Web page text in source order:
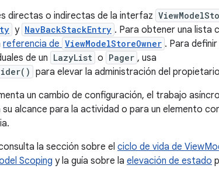
directas o indirectas de la interfaz
y NavBackStackEntry . Para obtener una lista
referencia de ViewModelStoreOwner . Para
de un LazyList o Pager , usa
para elevar la administración del
un cambio de configuración, el trabajo
alcance para la actividad o para un elemento
la sección sobre el ciclo de vida de
Scoping y la guía sobre la elevación de estado